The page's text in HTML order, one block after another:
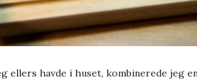
ellers havde i huset, kombinerede